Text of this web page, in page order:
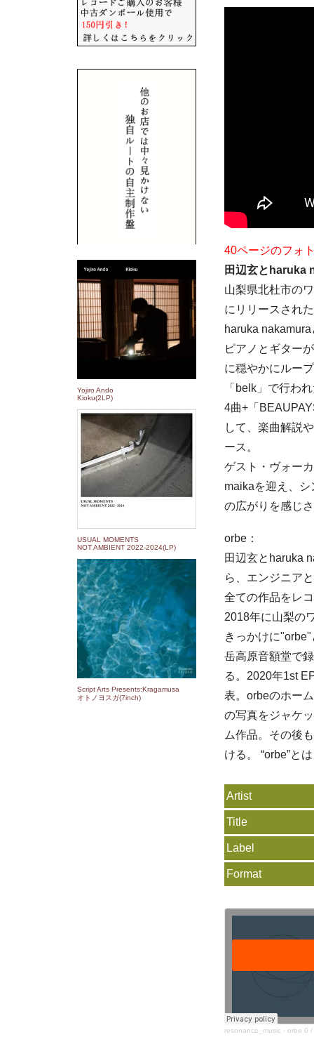
Yojiro Ando
Kioku(2LP)
USUAL MOMENTS
NOT AMBIENT 2022​-​2024(LP)
Script Arts Presents:Kragamusa
オトノヨスガ(7inch)
40ページのフォ
田辺玄とharuka
山梨県北杜市の
にリリースされ
haruka
ピアノとギター
に穏やかにルー
「belk」で行わ
4曲+「
して、楽曲解説
ース。
ゲスト・ヴォー
maikaを迎え、
の広がりを感じ
orbe：
田辺玄とharuka
ら、エンジニア
全ての作品をレ
2018年に山梨の
きっかけに
岳高原音額堂で
る。2020年1st
表。orbeのホー
の写真をジャケ
ム作品。その後
ける。 “orbe”と
Artist
Title
Label
Format
resonance_music · orbe 0 /